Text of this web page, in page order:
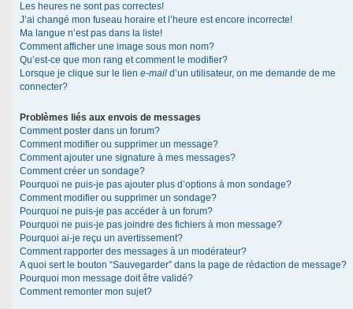
Les heures ne sont pas correctes!
J’ai changé mon fuseau horaire et l’heure est encore incorrecte!
Ma langue n’est pas dans la liste!
Comment afficher une image sous mon nom?
Qu’est-ce que mon rang et comment le modifier?
Lorsque je clique sur le lien e-mail d’un utilisateur, on me demande de me
connecter?
Problèmes liés aux envois de messages
Comment poster dans un forum?
Comment modifier ou supprimer un message?
Comment ajouter une signature à mes messages?
Comment créer un sondage?
Pourquoi ne puis-je pas ajouter plus d’options à mon sondage?
Comment modifier ou supprimer un sondage?
Pourquoi ne puis-je pas accéder à un forum?
Pourquoi ne puis-je pas joindre des fichiers à mon message?
Pourquoi ai-je reçu un avertissement?
Comment rapporter des messages à un modérateur?
A quoi sert le bouton “Sauvegarder” dans la page de rédaction de message?
Pourquoi mon message doit être validé?
Comment remonter mon sujet?